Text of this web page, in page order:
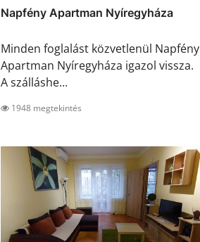
Napfény Apartman Nyíregyháza
Minden foglalást közvetlenül Napfény
Apartman Nyíregyháza igazol vissza.
A szálláshe...
1948 megtekintés